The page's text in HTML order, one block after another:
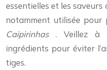
essentielles et les saveurs
notamment utilisée pour
Caipirinhas . Veillez à
ingrédients pour éviter
tiges.